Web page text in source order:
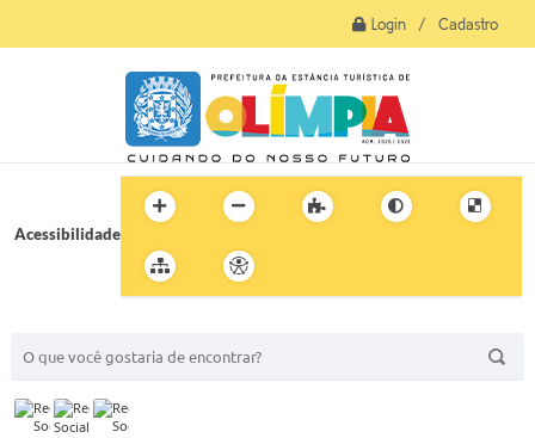
Login / Cadastro
Acessibilidade